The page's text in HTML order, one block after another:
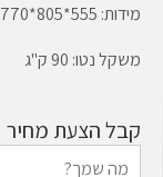
מידות: 555*805*770
משקל נטו: 90 ק"ג
קבל הצעת מחיר